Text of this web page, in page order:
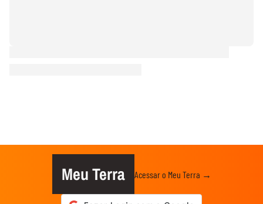
Meu Terra Acessar o Meu Terra →